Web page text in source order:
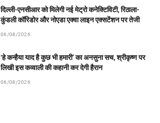
दिल्ली-एनसीआर को मिलेगी नई मेट्रो कनेक्टिविटी, रिठाला-
कुंडली कॉरिडोर और नोएडा एक्वा लाइन एक्सटेंशन पर तेजी
06/08/2026
‘हे कन्हैया याद है कुछ भी हमारी’ का अनसुना सच, श्रीकृष्ण पर
लिखी इस कव्वाली की कहानी कर देगी हैरान
06/08/2026